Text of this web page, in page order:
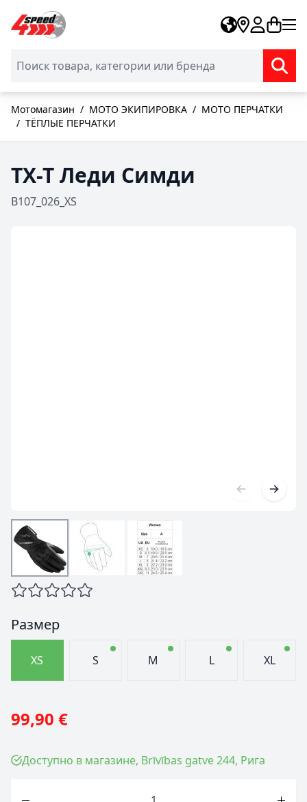
Skip to Content
Мотомагазин / МОТО ЭКИПИРОВКА / МОТО ПЕРЧАТКИ
/ ТЁПЛЫЕ ПЕРЧАТКИ
ТХ-Т Леди Симди
B107_026_XS
Размер
XS S M L XL
99,90 €
Доступно в магазине, Brīvības gatve 244, Рига